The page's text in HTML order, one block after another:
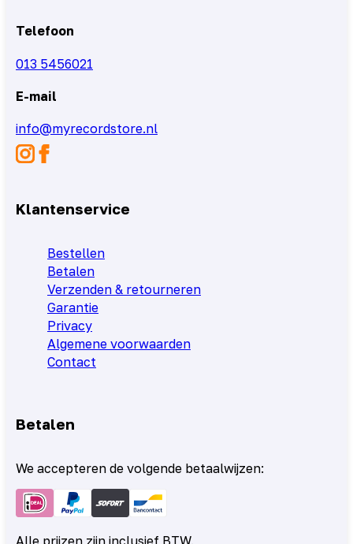
Telefoon
013 5456021
E-mail
info@myrecordstore.nl
Klantenservice
Bestellen
Betalen
Verzenden & retourneren
Garantie
Privacy
Algemene voorwaarden
Contact
Betalen
We accepteren de volgende betaalwijzen:
Alle prijzen zijn inclusief BTW.